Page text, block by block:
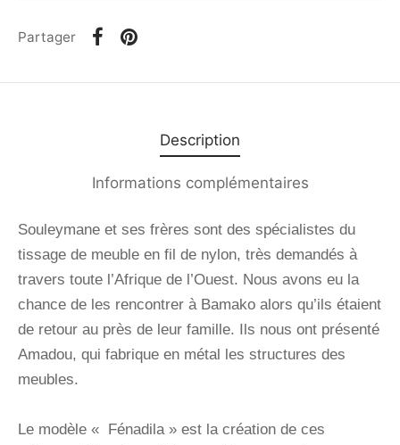
Partager
Description
Informations complémentaires
Souleymane et ses frères sont des spécialistes du
tissage de meuble en fil de nylon, très demandés à
travers toute l’Afrique de l’Ouest. Nous avons eu la
chance de les rencontrer à Bamako alors qu’ils étaient
de retour au près de leur famille. Ils nous ont présenté
Amadou, qui fabrique en métal les structures des
meubles.
Le modèle « Fénadila » est la création de ces